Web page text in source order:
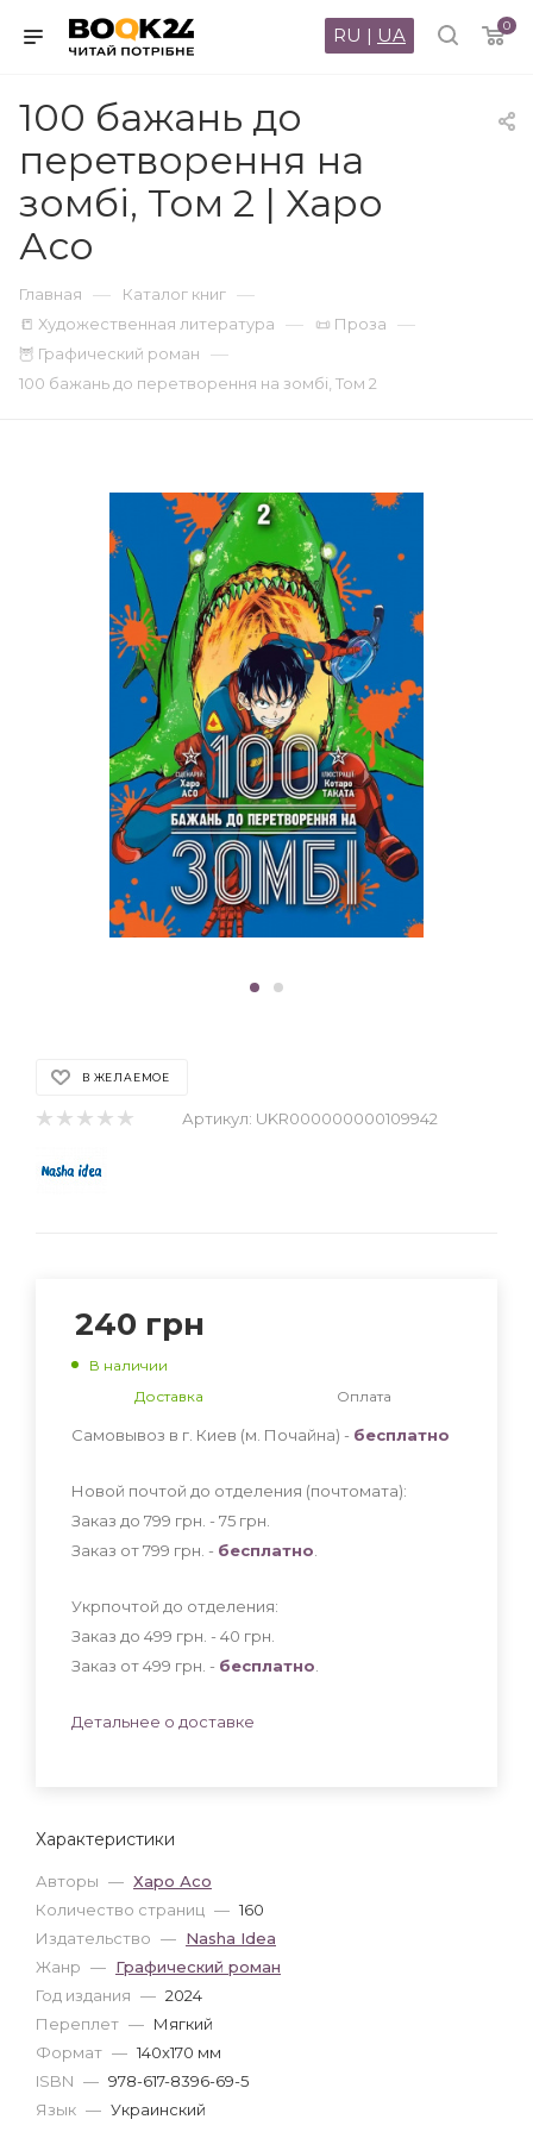
0
RU | UA
100 бажань до
перетворення на
зомбі, Том 2 | Харо
Асо
Главная — Каталог книг —
📒 Художественная литература — 📜 Проза —
🦉 Графический роман —
100 бажань до перетворення на зомбі, Том 2
В ЖЕЛАЕМОЕ
Артикул: UKR000000000109942
Характеристики
Авторы — Харо Асо
Количество страниц — 160
Издательство — Nasha Idea
Жанр — Графический роман
Год издания — 2024
Переплет — Мягкий
Формат — 140x170 мм
ISBN — 978-617-8396-69-5
Язык — Украинский
240 грн
В наличии
Доставка
Оплата
Самовывоз в г. Киев (м. Почайна) - бесплатно
Новой почтой до отделения (почтомата):
Заказ до 799 грн. - 75 грн
Заказ от 799 грн. - бесплатно
Укрпочтой до отделения:
Заказ до 499 грн. - 40 грн
Заказ от 499 грн. - бесплатно
Детальнее о доставке